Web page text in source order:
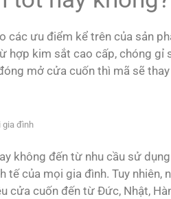
các ưu điểm kể trên của sản
hợp kim sắt cao cấp, chóng gỉ
mở cửa cuốn thì mã sẽ
gia đình
không đến từ nhu cầu sử
tế của mọi gia đình. Tuy
cửa cuốn đến từ Đức, Nhật,